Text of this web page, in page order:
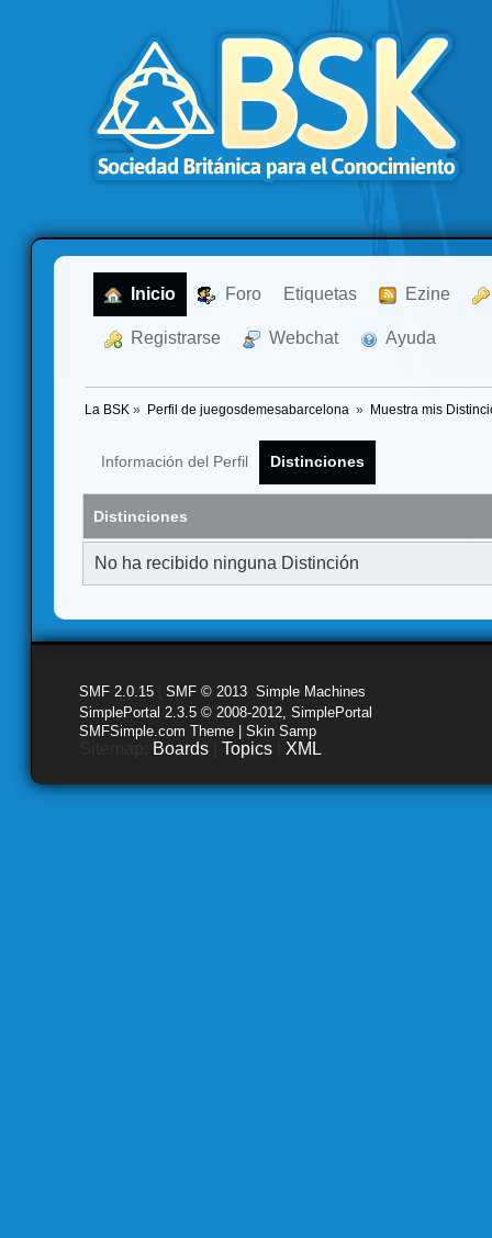
Inicio Foro Etiquetas Ezine
Registrarse Webchat Ayuda
La BSK » Perfil de juegosdemesabarcelona » Muestra mis
Información del Perfil Distinciones
Distinciones
No ha recibido ninguna Distinción
SMF 2.0.15 SMF © 2013 Simple Machines
SimplePortal 2.3.5 © 2008-2012, SimplePortal
SMFSimple.com Theme | Skin Samp
Boards Topics XML